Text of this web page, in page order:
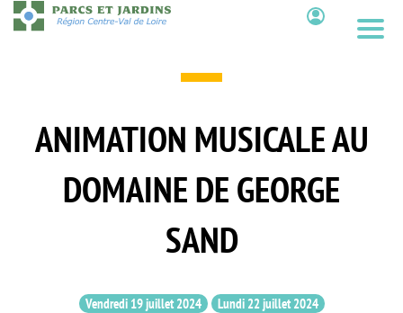
Aller
au
ANIMATION MUSICALE AU
DOMAINE DE GEORGE
SAND
Vendredi 19 juillet 2024
Lundi 22 juillet 2024